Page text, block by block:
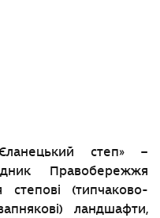
степ» –
Правобережжя
степові (типчаково-
ландшафти,